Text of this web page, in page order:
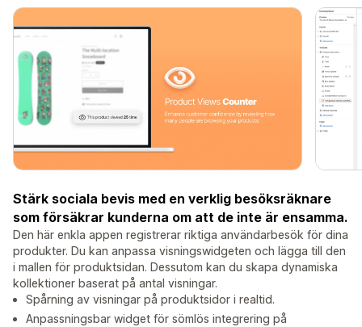
Stärk sociala bevis med en verklig besöksräknare
som försäkrar kunderna om att de inte är ensamma.
Den här enkla appen registrerar riktiga användarbesök för dina
produkter. Du kan anpassa visningswidgeten och lägga till den
i mallen för produktsidan. Dessutom kan du skapa dynamiska
kollektioner baserat på antal visningar.
Spårning av visningar på produktsidor i realtid.
Anpassningsbar widget för sömlös integrering på